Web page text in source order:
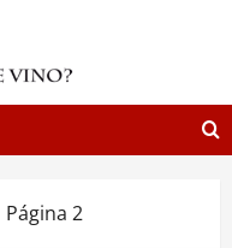
Página 2